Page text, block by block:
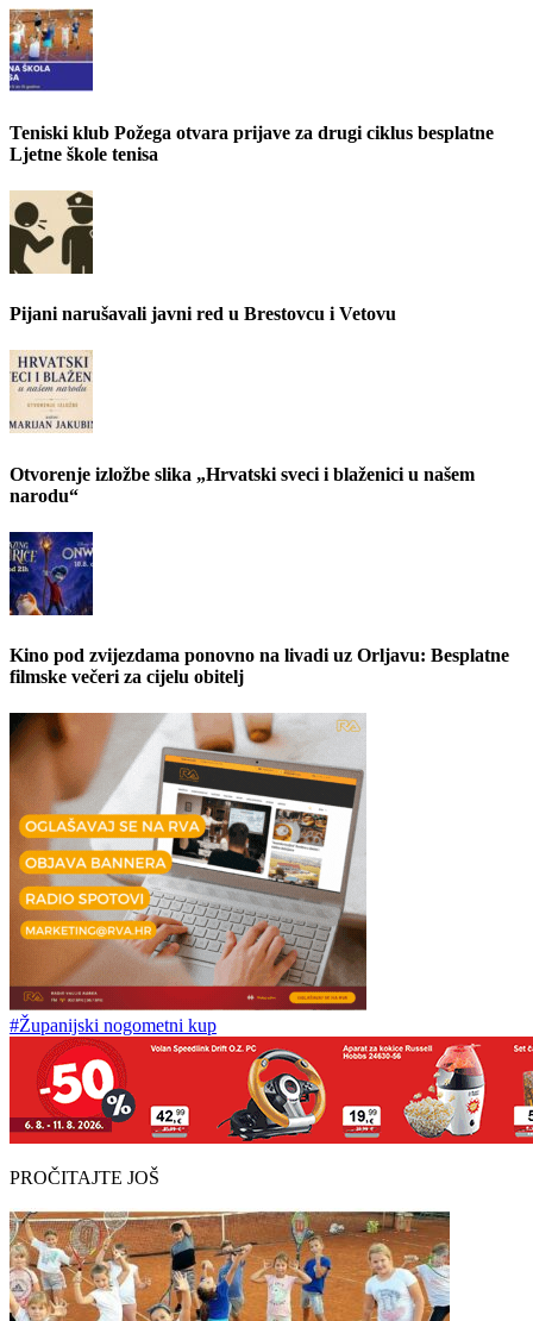
Teniski klub Požega otvara prijave za drugi ciklus besplatne
Ljetne škole tenisa
Pijani narušavali javni red u Brestovcu i Vetovu
Otvorenje izložbe slika „Hrvatski sveci i blaženici u našem
narodu“
Kino pod zvijezdama ponovno na livadi uz Orljavu: Besplatne
filmske večeri za cijelu obitelj
#Županijski nogometni kup
PROČITAJTE JOŠ